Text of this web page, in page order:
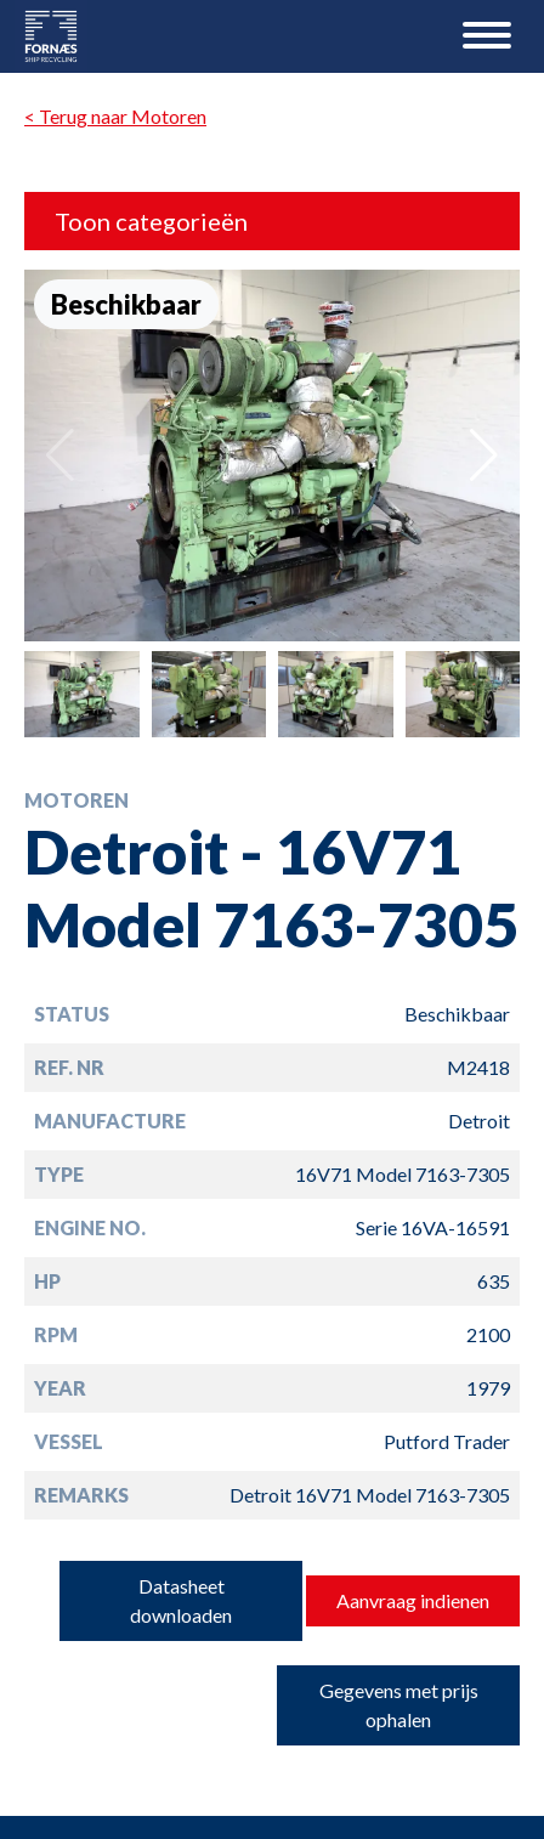
< Terug naar Motoren
Toon categorieën
Beschikbaar
MOTOREN
Detroit - 16V71
Model 7163-7305
STATUS Beschikbaar
REF. NR M2418
MANUFACTURE Detroit
TYPE 16V71 Model 7163-7305
ENGINE NO. Serie 16VA-16591
HP 635
RPM 2100
YEAR 1979
VESSEL Putford Trader
REMARKS Detroit 16V71 Model 7163-7305
Datasheet
downloaden
Aanvraag indienen
Gegevens met prijs
ophalen